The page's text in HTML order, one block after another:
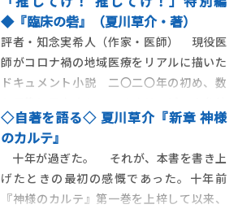
高度医療機関ではない。呼吸器内科医も感
染症専門医もいない、地方都市の小さな感
染症指定医療機関が舞台である。
◆『臨床の砦』（夏川草介・著）
評者・知念実希人（作家・医師） 現役医
師がコロナ禍の地域医療をリアルに描いた
ドキュメント小説 二〇二〇年の初め、数
ち望んでいた日本の「日常」は誰も気づか
ないうちにゆっくりと、しかし確実に侵食
されはじめていた。中国の武漢で報告され
た原因不明の肺炎の原因は、一月には新型
のコロナウイルスによる感染症であると判
◇自著を語る◇ 夏川草介『新章 神様
のカルテ』
十年が過ぎた。 それが、本書を書き上
げたときの最初の感慨であった。十年前
『神様のカルテ』第一巻を上梓して以来、